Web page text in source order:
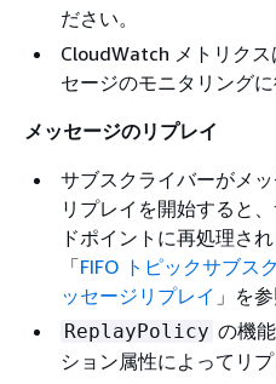
ださい。
CloudWatch メトリク
セージのモニタリングに
メッセージのリプレイ
サブスクライバーがメ
リプレイを開始すると
ドポイントに再処理さ
「FIFO トピックサブス
ッセージリプレイ 」を
ReplayPolicy の機
ション属性によってリプ